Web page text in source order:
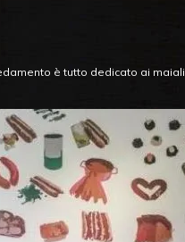
è tutto dedicato ai maiali